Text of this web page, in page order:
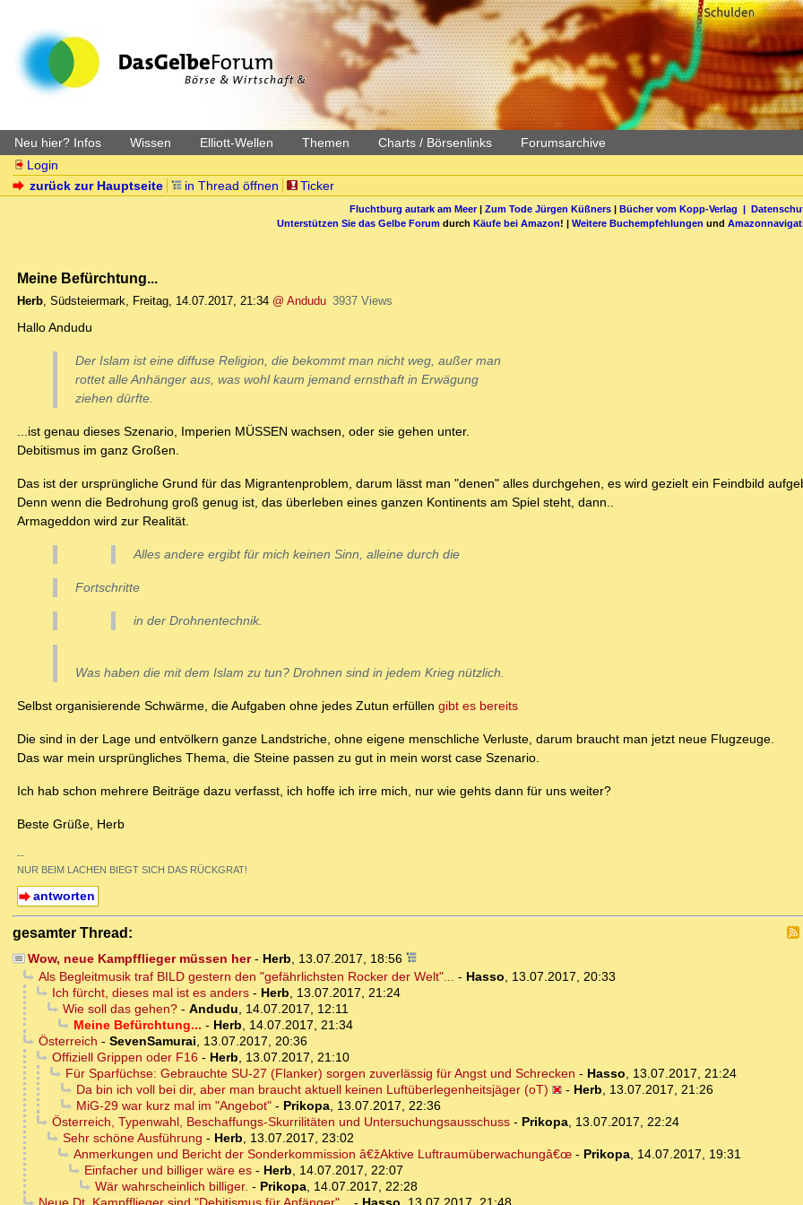
Neu hier? Infos Wissen Elliott-Wellen Themen Charts / Börsenlinks Forumsarchive
Login
zurück zur Hauptseite
in Thread öffnen Ticker
Fluchtburg autark am Meer| Zum Tode Jürgen Küßners| Bücher vom Kopp-Verlag |
Unterstützen Sie das Gelbe Forum durch Käufe bei Amazon! | Weitere Buchempfehlungen und
Meine Befürchtung...
Herb, Südsteiermark, Freitag, 14.07.2017, 21:34 @ Andudu 3937 Views
Hallo Andudu
Der Islam ist eine diffuse Religion, die bekommt man nicht weg, außer man
rottet alle Anhänger aus, was wohl kaum jemand ernsthaft in Erwägung
ziehen dürfte.
...ist genau dieses Szenario, Imperien MÜSSEN wachsen, oder sie gehen unter.
Debitismus im ganz Großen.
Das ist der ursprüngliche Grund für das Migrantenproblem, darum lässt man "denen" alles durchgehen, es wird gezielt ein Feindbild
Denn wenn die Bedrohung groß genug ist, das überleben eines ganzen Kontinents am Spiel steht, dann..
Armageddon wird zur Realität.
Alles andere ergibt für mich keinen Sinn, alleine durch die
Fortschritte
in der Drohnentechnik.
Was haben die mit dem Islam zu tun? Drohnen sind in jedem Krieg nützlich.
Selbst organisierende Schwärme, die Aufgaben ohne jedes Zutun erfüllen gibt es bereits
Die sind in der Lage und entvölkern ganze Landstriche, ohne eigene menschliche Verluste, darum braucht man jetzt neue Flugzeuge.
Das war mein ursprüngliches Thema, die Steine passen zu gut in mein worst case Szenario.
Ich hab schon mehrere Beiträge dazu verfasst, ich hoffe ich irre mich, nur wie gehts dann für uns weiter?
Beste Grüße, Herb
--
NUR BEIM LACHEN BIEGT SICH DAS RÜCKGRAT!
antworten
gesamter Thread:
Wow, neue Kampfflieger müssen her- Herb, 13.07.2017, 18:56
Als Begleitmusik traf BILD gestern den "gefährlichsten Rocker der Welt"... - Hasso, 13.07.2017, 20:33
Ich fürcht, dieses mal ist es anders- Herb, 13.07.2017, 21:24
Wie soll das gehen?- Andudu, 14.07.2017, 12:11
Meine Befürchtung... - Herb, 14.07.2017, 21:34
Österreich - SevenSamurai, 13.07.2017, 20:36
Offiziell Grippen oder F16- Herb, 13.07.2017, 21:10
Für Sparfüchse: Gebrauchte SU-27 (Flanker) sorgen zuverlässig für Angst und Schrecken - Hasso, 13.07.2017, 21:24
Da bin ich voll bei dir, aber man braucht aktuell keinen Luftüberlegenheitsjäger (oT)
- Herb, 13.07.2017, 21:26
MiG-29 war kurz mal im "Angebot"- Prikopa, 13.07.2017, 22:36
Österreich, Typenwahl, Beschaffungs-Skurrilitäten und Untersuchungsausschuss- Prikopa, 13.07.2017, 22:24
Sehr schöne Ausführung - Herb, 13.07.2017, 23:02
Anmerkungen und Bericht der Sonderkommission â€žAktive Luftraumüberwachungâ€œ- Prikopa, 14.07.2017, 19:31
Einfacher und billiger wäre es- Herb, 14.07.2017, 22:07
Wär wahrscheinlich billiger. - Prikopa, 14.07.2017, 22:28